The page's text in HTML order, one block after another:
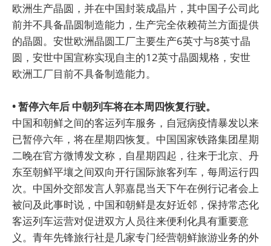
欧洲生产晶圆，并在中国封装成晶片，其中国子公司此
前并不具备晶圆制造能力，生产完全依赖荷兰方面提供
的晶圆。安世欧洲晶圆工厂主要生产6英寸与8英寸晶
圆，安世中国宣称实现自主的12英寸晶圆规格，安世
欧洲工厂目前不具备制造能力。
• 暂停六年后 中朝列车将在本周四恢复行驶。
中国和朝鲜之间的客运列车服务，自冠病疫情暴发以来
已暂停六年，将在星期四恢复。中国国家铁路集团星期
二晚在官方微博发文称，自星期四起，往来于北京、丹
东至朝鲜平壤之间双向开行国际旅客列车，每周运行四
次。中国外交部发言人郭嘉昆当天下午在例行记者会上
被问及此事时说，中国和朝鲜是友好近邻，保持常态化
客运列车运营对促进双方人员往来便利化具有重要意
义。青年先锋旅行社是几家专门经营朝鲜旅游业务的外